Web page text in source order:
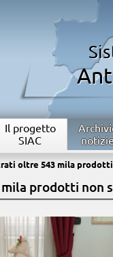
Il progetto
SIAC
oltre 543 mila
prodotti non